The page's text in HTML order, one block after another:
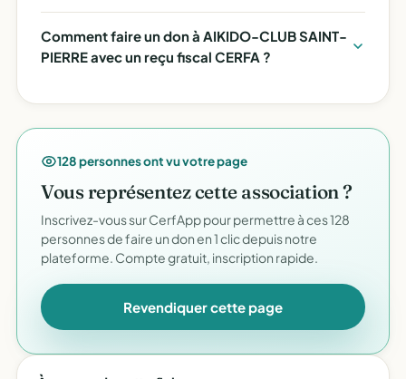
Comment faire un don à AIKIDO-CLUB SAINT-
PIERRE avec un reçu fiscal CERFA ?
128 personnes ont vu votre page
Vous représentez cette association ?
Inscrivez-vous sur CerfApp pour permettre à ces 128
personnes de faire un don en 1 clic depuis notre
plateforme. Compte gratuit, inscription rapide.
Revendiquer cette page